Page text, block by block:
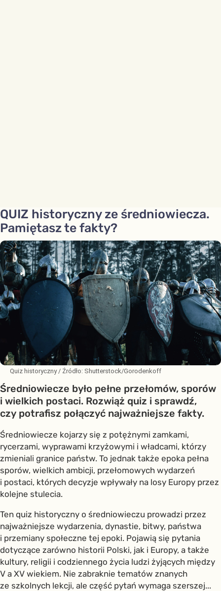
QUIZ historyczny ze średniowiecza.
Pamiętasz te fakty?
Quiz historyczny / Źródło: Shutterstock/Gorodenkoff
Średniowiecze było pełne przełomów, sporów
i wielkich postaci. Rozwiąż quiz i sprawdź,
czy potrafisz połączyć najważniejsze fakty.
Średniowiecze kojarzy się z potężnymi zamkami,
rycerzami, wyprawami krzyżowymi i władcami, którzy
zmieniali granice państw. To jednak także epoka pełna
sporów, wielkich ambicji, przełomowych wydarzeń
i postaci, których decyzje wpływały na losy Europy przez
kolejne stulecia.
Ten quiz historyczny o średniowieczu prowadzi przez
najważniejsze wydarzenia, dynastie, bitwy, państwa
i przemiany społeczne tej epoki. Pojawią się pytania
dotyczące zarówno historii Polski, jak i Europy, a także
kultury, religii i codziennego życia ludzi żyjących między
V a XV wiekiem. Nie zabraknie tematów znanych
ze szkolnych lekcji, ale część pytań wymaga szerszej...